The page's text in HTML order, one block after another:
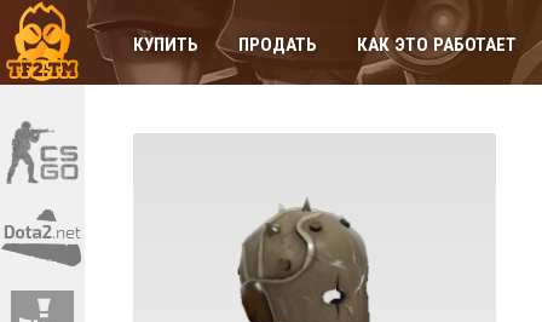
КУПИТЬ ПРОДАТЬ КАК ЭТО РАБОТАЕТ